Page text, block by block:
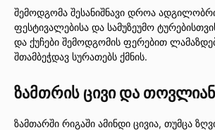
შემოდგომა შესანიშნავი დროა
ფესტივალებისა და სამუზეუმო
და ქუჩები შემოდგომის ფერებით
შთამბეჭდავ სურათებს ქმნის.
ზამთრის ცივი და
ზამთარში რიგაში ამინდი ცივია, თუმცა